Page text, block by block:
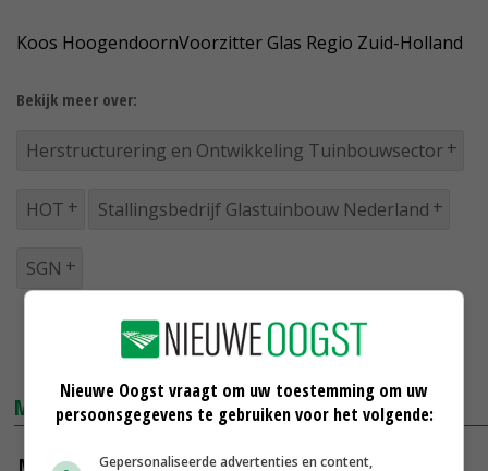
Koos HoogendoornVoorzitter Glas Regio Zuid-Holland
Bekijk meer over:
Herstructurering en Ontwikkeling Tuinbouwsector
HOT Stallingsbedrijf Glastuinbouw Nederland
SGN
MARKTPRIJZEN
Magere melkpoeder
Nieuwe Oogst vraagt om uw toestemming om uw
persoonsgegevens te gebruiken voor het volgende:
Gepersonaliseerde advertenties en content,